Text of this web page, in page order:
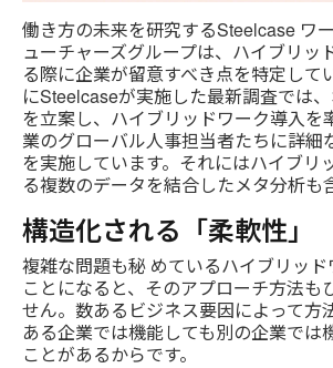
働き方の未来を研究するSteelcase ワ
ューチャーズグループは、ハイブリッ
る際に企業が留意すべき点を特定して
にSteelcaseが実施した最新調査では
を立案し、ハイブリッドワーク導入を
業のグローバル人事担当者たちに詳細
を実施しています。それにはハイブリ
る複数のデータを結合したメタ分析も
構造化される「柔軟性」
複雑な問題も秘 めているハイブリッ
ことになると、そのアプローチ方法も
せん。数あるビジネス要因によって方
ある企業では機能しても別の企業では
ことがあるからです。